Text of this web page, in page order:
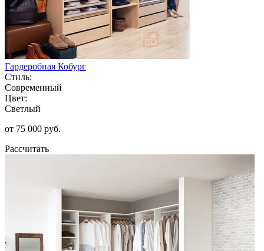
Гардеробная Кобург
Стиль:
Современный
Цвет:
Светлый
от 75 000 руб.
Рассчитать